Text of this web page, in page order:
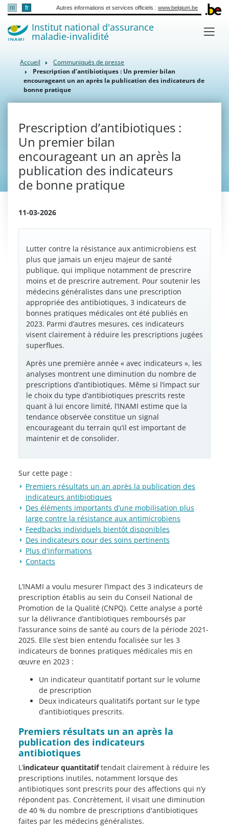
nl fr Autres informations et services officiels : www.belgium.be
Institut national d'assurance
maladie-invalidité
Accueil
Communiqués de presse
Prescription d’antibiotiques : Un premier bilan
encourageant un an après la publication des indicateurs de
bonne pratique
Prescription d’antibiotiques :
Un premier bilan
encourageant un an après la
publication des indicateurs
de bonne pratique
11-03-2026
Lutter contre la résistance aux antimicrobiens est
plus que jamais un enjeu majeur de santé
publique, qui implique notamment de prescrire
moins et de prescrire autrement. Pour soutenir les
médecins généralistes dans une prescription
appropriée des antibiotiques, 3 indicateurs de
bonnes pratiques médicales ont été publiés en
2023. Parmi d’autres mesures, ces indicateurs
visent clairement à réduire les prescriptions jugées
superflues.
Après une première année « avec indicateurs », les
analyses montrent une diminution du nombre de
prescriptions d’antibiotiques. Même si l’impact sur
le choix du type d’antibiotiques prescrits reste
quant à lui encore limité, l’INAMI estime que la
tendance observée constitue un signal
encourageant du terrain qu’il est important de
maintenir et de consolider.
Sur cette page :
Premiers résultats un an après la publication des
indicateurs antibiotiques
Des éléments importants d’une mobilisation plus
large contre la résistance aux antimicrobiens
Feedbacks individuels bientôt disponibles
Des indicateurs pour des soins pertinents
Plus d'informations
Contacts
L’INAMI a voulu mesurer l’impact des 3 indicateurs de
prescription établis au sein du Conseil National de
Promotion de la Qualité (CNPQ). Cette analyse a porté
sur la délivrance d’antibiotiques remboursés par
l’assurance soins de santé au cours de la période 2021-
2025. Elle s’est bien entendu focalisée sur les 3
indicateurs de bonnes pratiques médicales mis en
œuvre en 2023 :
Un indicateur quantitatif portant sur le volume
de prescription
Deux indicateurs qualitatifs portant sur le type
d’antibiotiques prescrits.
Premiers résultats un an après la
publication des indicateurs
antibiotiques
L’indicateur quantitatiftendait clairement à réduire les
prescriptions inutiles, notamment lorsque des
antibiotiques sont prescrits pour des affections qui n’y
répondent pas. Concrètement, il visait une diminution
de 40 % du nombre de prescriptions d'antibiotiques
faites par les médecins généralistes.